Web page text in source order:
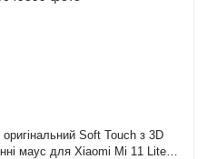
Soft Touch з 3D
маус для Xiaomi Mi 11 Lite